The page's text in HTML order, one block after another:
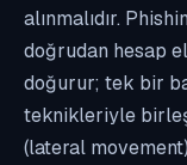
alınmalıdır.
doğrudan hesap
doğurur; tek bir
teknikleriyle
(lateral